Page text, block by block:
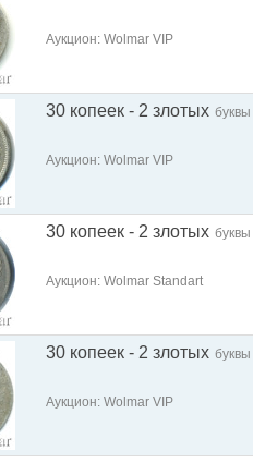
Аукцион: Wolmar VIP
30 копеек - 2 злотых буквы
Аукцион: Wolmar VIP
30 копеек - 2 злотых буквы
Аукцион: Wolmar Standart
30 копеек - 2 злотых буквы
Аукцион: Wolmar VIP